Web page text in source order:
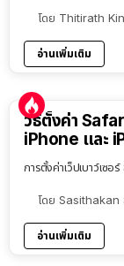
โดย Thitirath
อ่านเพิ่มเติม
วิธีตั้งค่า
iPhone และ
การตั้งค่าเว็ปเบาว์เ
โดย Sasithakan
อ่านเพิ่มเติม